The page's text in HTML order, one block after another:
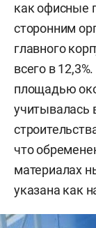
как офисные
сторонним
главного
всего в
площадью
учитывалась
что
материалах
указана как